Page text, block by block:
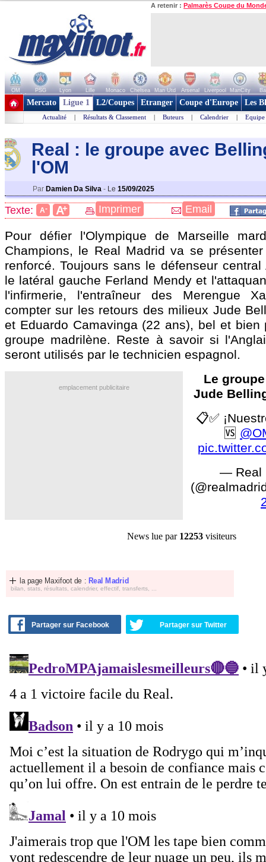
A retenir : Palmarès Coupe du
OM PSG Lyon Lille Monaco Chelsea Man Utd Arsenal Liverpool ManCity
+ de clubs
Mercato Ligue 1 L2/Coupes Etranger Coupe d'Europe Les
Actualité | Résultats & Classement | Buteurs | Calendrier | Equipe
Real : le groupe avec
l'OM
Par Damien Da Silva - Le 15/09/2025
Texte: A- A+ Imprimer Email
Pour défier l'Olympique de Marseille
Champions, le Real Madrid va se
renforcé. Toujours sans le défenseur central
le latéral gauche Ferland Mendy et
l'infirmerie, l'entraîneur des Merengue
compter sur les retours des milieux Jude
et Eduardo Camavinga(22 ans), bel et bien
groupe madrilène. Reste à savoir si
seront utilisés par le technicien espagnol.
emplacement publicitaire
Le
Jude
📋✅
🆚
— Real
News lue par 12253 visiteurs
la page Maxifoot de : Real Madrid
bilan, stats, résultats, calendrier, effectif, transferts, ...
Partager sur Facebook Partager sur Twitter